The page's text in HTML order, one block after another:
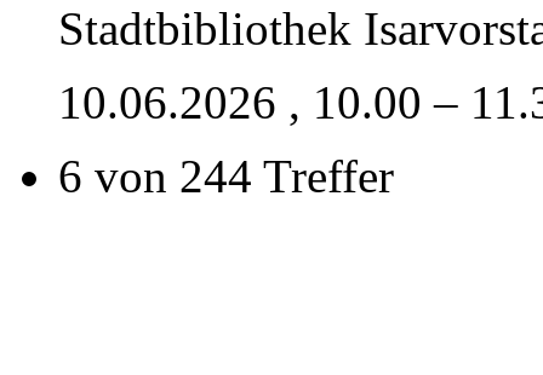
Stadtbibliothek
10.06.2026 , 10.00 –
6 von 244 Treffer